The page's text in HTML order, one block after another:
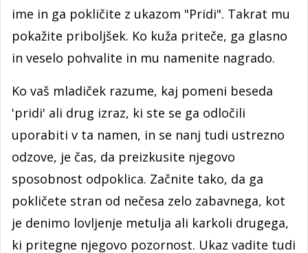
ime in ga pokličite z ukazom "Pridi". Takrat mu
pokažite priboljšek. Ko kuža priteče, ga glasno
in veselo pohvalite in mu namenite nagrado.
Ko vaš mladiček razume, kaj pomeni beseda
'pridi' ali drug izraz, ki ste se ga odločili
uporabiti v ta namen, in se nanj tudi ustrezno
odzove, je čas, da preizkusite njegovo
sposobnost odpoklica. Začnite tako, da ga
pokličete stran od nečesa zelo zabavnega, kot
je denimo lovljenje metulja ali karkoli drugega,
ki pritegne njegovo pozornost. Ukaz vadite tudi